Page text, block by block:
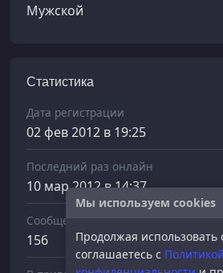
Мужской
Статистика
Дата регистрации
02 фев 2012 в 19:25
Последний раз онлайн
10 мар 2012 в 14:37
Сообщений отправлено
156
Мы используем cookies
Продолжая использовать
соглашаетесь с Политикой